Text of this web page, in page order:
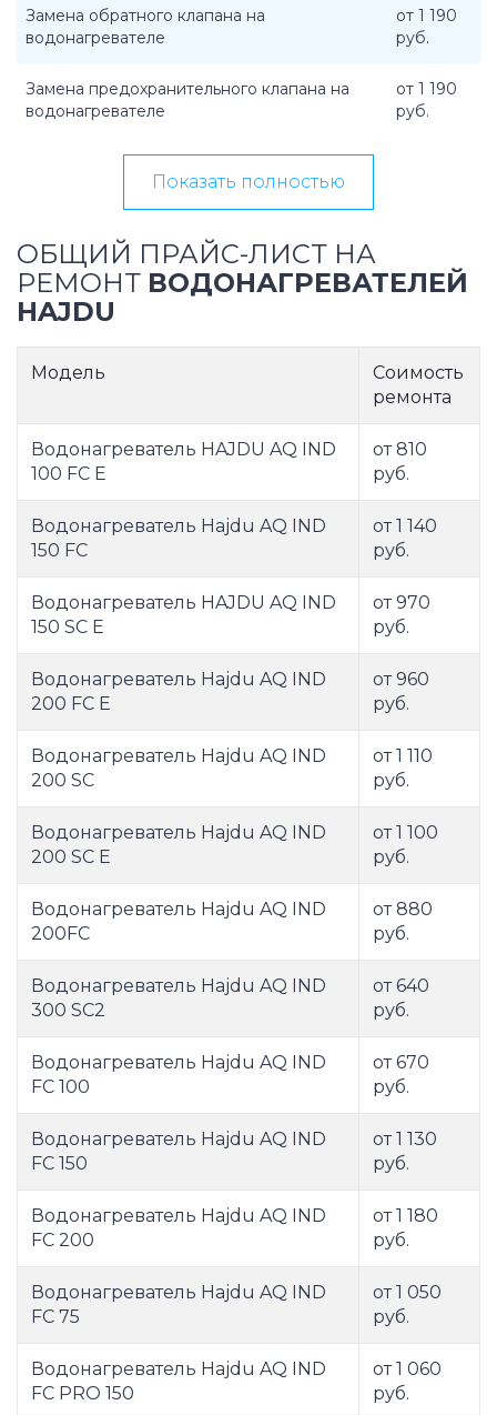
Замена обратного клапана на
водонагревателе
от 1 190
руб.
Замена предохранительного клапана на
водонагревателе
от 1 190
руб.
Показать полностью
ОБЩИЙ ПРАЙС-ЛИСТ НА
РЕМОНТ ВОДОНАГРЕВАТЕЛЕЙ
HAJDU
Модель
Соимость
ремонта
Водонагреватель HAJDU AQ IND
100 FC E
от 810
руб.
Водонагреватель Hajdu AQ IND
150 FC
от 1 140
руб.
Водонагреватель HAJDU AQ IND
150 SC E
от 970
руб.
Водонагреватель Hajdu AQ IND
200 FC E
от 960
руб.
Водонагреватель Hajdu AQ IND
200 SC
от 1 110
руб.
Водонагреватель Hajdu AQ IND
200 SC E
от 1 100
руб.
Водонагреватель Hajdu AQ IND
200FC
от 880
руб.
Водонагреватель Hajdu AQ IND
300 SC2
от 640
руб.
Водонагреватель Hajdu AQ IND
FC 100
от 670
руб.
Водонагреватель Hajdu AQ IND
FC 150
от 1 130
руб.
Водонагреватель Hajdu AQ IND
FC 200
от 1 180
руб.
Водонагреватель Hajdu AQ IND
FC 75
от 1 050
руб.
Водонагреватель Hajdu AQ IND
FC PRO 150
от 1 060
руб.